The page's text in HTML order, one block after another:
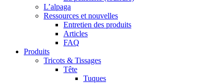
L’alpaga
Ressources et nouvelles
Entretien des produits
Articles
FAQ
Produits
Tricots & Tissages
Tête
Tuques